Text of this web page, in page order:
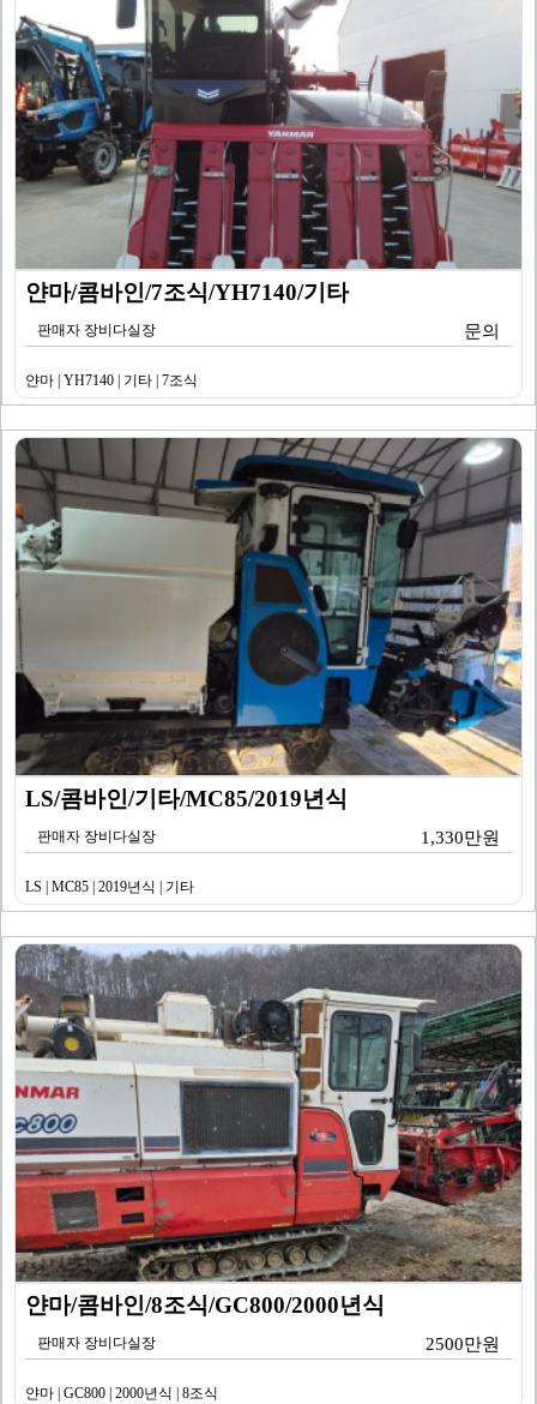
얀마/콤바인/7조식/YH7140/기타
판매자 장비다실장 문의
얀마 | YH7140 | 기타 | 7조식
LS/콤바인/기타/MC85/2019년식
판매자 장비다실장 1,330만원
LS | MC85 | 2019년식 | 기타
얀마/콤바인/8조식/GC800/2000년식
판매자 장비다실장 2500만원
얀마 | GC800 | 2000년식 | 8조식